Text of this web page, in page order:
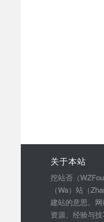
关于本站
挖站否（
（Wa）站（
建站的意思。网
资源、经验与技